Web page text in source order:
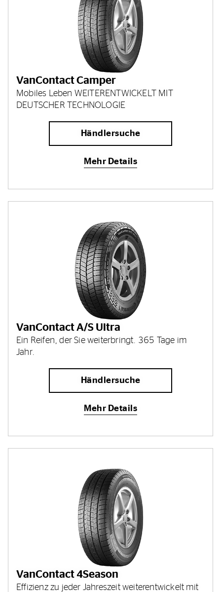
VanContact Camper
Mobiles Leben WEITERENTWICKELT MIT
DEUTSCHER TECHNOLOGIE
Händlersuche
Mehr Details
VanContact A/S Ultra
Ein Reifen, der Sie weiterbringt. 365 Tage im
Jahr.
Händlersuche
Mehr Details
VanContact 4Season
Effizienz zu jeder Jahreszeit weiterentwickelt mit